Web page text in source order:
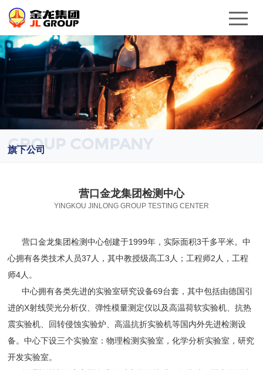
GROUP COMPANY
旗下公司
营口金龙集团检测中心
YINGKOU JINLONG GROUP TESTING CENTER
营口金龙集团检测中心创建于1999年，实际面积3千多平米。中
心拥有各类技术人员37人，其中教授级高工3人；工程师2人，工程
师4人。
中心拥有各类先进的实验室研究设备69台套，其中包括由德国引
进的X射线荧光分析仪、弹性模量测定仪以及高温荷软实验机、抗热
震实验机、回转侵蚀实验炉、高温抗折实验机等国内外先进检测设
备。中心下设三个实验室：物理检测实验室，化学分析实验室，研究
开发实验室。